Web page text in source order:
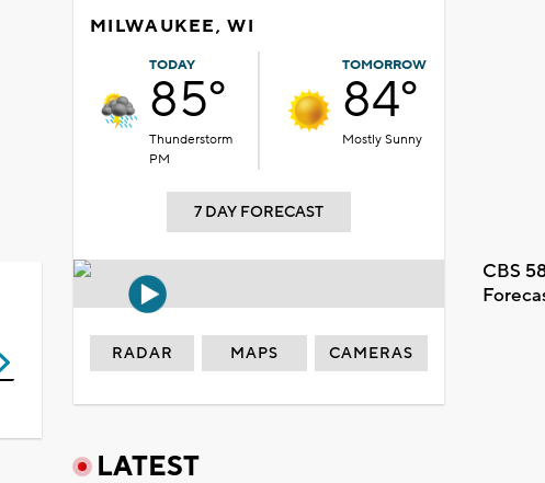
MILWAUKEE, WI
TODAY
85°
Thunderstorm
PM
TOMORROW
84°
Mostly Sunny
7 DAY FORECAST
CBS
RADAR MAPS CAMERAS
LATEST